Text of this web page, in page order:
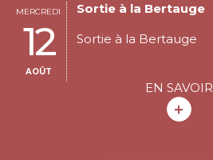
MERCREDI
12
AOÛT
Sortie à la Bertauge
Sortie à la Bertauge
EN SAVOIR